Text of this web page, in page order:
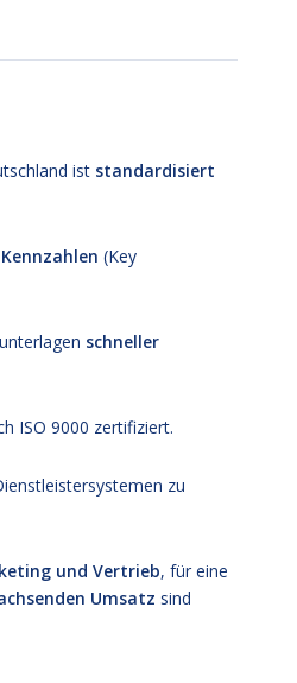
ist standardisiert
(Key
schneller
ISO 9000 zertifiziert.
zu
und Vertrieb, für eine
Umsatz sind